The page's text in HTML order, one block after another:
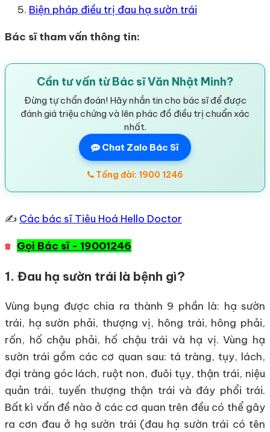
Biện pháp điều trị đau hạ sườn trái
Bác sĩ tham vấn thông tin:
Cần tư vấn từ Bác sĩ Văn Nhật Minh?
Đừng tự chẩn đoán! Hãy nhắn tin cho bác sĩ để được
đánh giá triệu chứng và lên phác đồ điều trị chuẩn xác
nhất.
Chat Zalo Bác Sĩ
Tổng đài: 1900 1246
✍ Các bác sĩ Tiêu Hoá Hello Doctor
☎ Gọi Bác sĩ - 19001246
1. Đau hạ sườn trái là bệnh gì?
Vùng bụng được chia ra thành 9 phần là: hạ sườn
trái, hạ sườn phải, thượng vị, hông trái, hông phải,
rốn, hố chậu phải, hố chậu trái và hạ vị. Vùng hạ
sườn trái gồm các cơ quan sau: tá tràng, tụy, lách,
đại tràng góc lách, ruột non, đuôi tụy, thận trái, niệu
quản trái, tuyến thượng thận trái và đáy phổi trái.
Bất kì vấn đề nào ở các cơ quan trên đều có thể gây
ra cơn đau ở hạ sườn trái (đau hạ sườn trái có tên